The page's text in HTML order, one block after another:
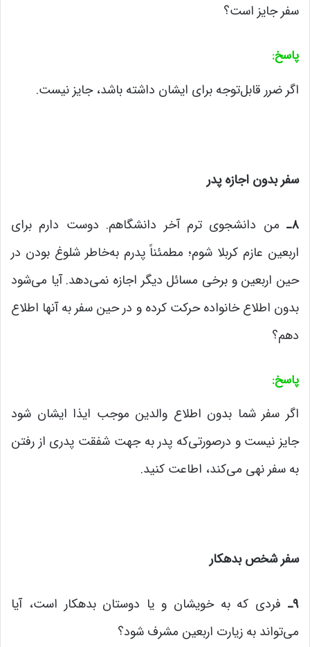
سفر جایز است؟
پاسخ:
اگر ضرر قابل‌توجه برای ایشان داشته باشد، جایز نیست.
سفر بدون اجازه پدر
۸ـ من دانشجوی ترم آخر دانشگاهم. دوست دارم برای
اربعین عازم کربلا شوم؛ مطمئناً پدرم به‌خاطر شلوغ بودن در
حین اربعین و برخی مسائل دیگر اجازه نمی‌دهد. آیا می‌شود
بدون اطلاع خانواده حرکت کرده و در حین سفر به آنها اطلاع
دهم؟
پاسخ:
اگر سفر شما بدون اطلاع والدین موجب ایذا ایشان شود
جایز نیست و درصورتی‌که پدر به جهت شفقت پدری از رفتن
به سفر نهی می‌کند، اطاعت کنید.
سفر شخص بدهکار
۹ـ
فردی که به خویشان و یا دوستان بدهکار است، آیا
می‌تواند به زیارت اربعین مشرف شود؟